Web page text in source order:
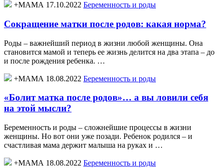
+МАМА 17.10.2022 Беременность и роды
Сокращение матки после родов: какая норма?
Роды – важнейший период в жизни любой женщины. Она
становится мамой и теперь ее жизнь делится на два этапа – до
и после рождения ребенка. …
+МАМА 18.08.2022 Беременность и роды
«Болит матка после родов»… а вы ловили себя
на этой мысли?
Беременность и роды – сложнейшие процессы в жизни
женщины. Но вот они уже позади. Ребенок родился – и
счастливая мама держит малыша на руках и …
+МАМА 18.08.2022 Беременность и роды